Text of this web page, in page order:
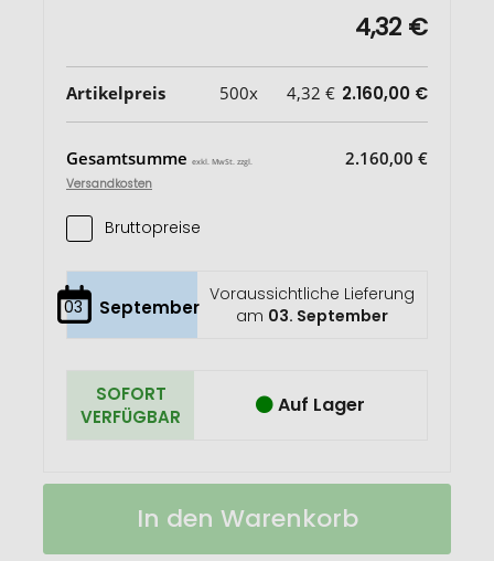
4,32 €
Artikelpreis 500x 4,32 € 2.160,00 €
Gesamtsumme exkl. MwSt. zzgl.
Versandkosten
2.160,00 €
Bruttopreise
03 September
Voraussichtliche Lieferung
am 03. September
SOFORT
VERFÜGBAR
Auf Lager
Haftspender
Auf
In den Warenkorb